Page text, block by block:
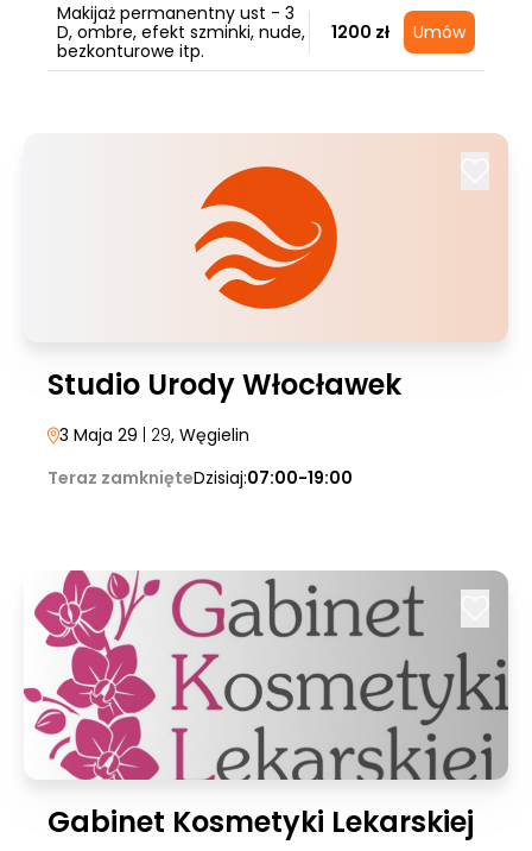
Makijaż permanentny ust - 3
D, ombre, efekt szminki, nude,
bezkonturowe itp.
1200 zł Umów
Studio Urody Włocławek
3 Maja 29 | 29, Węgielin
Teraz zamknięteDzisiaj:07:00-19:00
Gabinet Kosmetyki Lekarskiej